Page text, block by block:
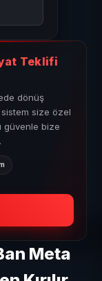
Teklifi
dönüş
sistem size özel
güvenle bize
Meta